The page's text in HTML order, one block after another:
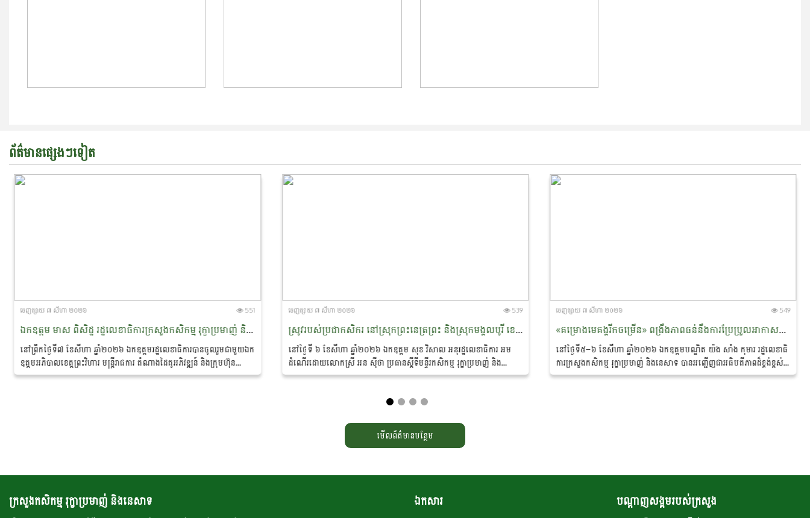
ព័ត៌មានផ្សេងៗទៀត
ចេញ​ផ្សាយ​ ៧ សីហា ២០២៦ 551
ឯកឧត្តម មាស ពិសិដ្ឋ រដ្ឋលេខាធិការក្រសួងកសិកម្ម រុក្ខាប្រមាញ់ និងនេសាទ បានចូលរួមជាអធិបតីភាពក្នុងពិធីចុះហត្ថលេខាលក់-ទិញផលិតផលកសិកម្មសរីរាង្គ នៅខេត្តព្រះវិហារ
នៅព្រឹកថ្ងៃទី៧ ខែសីហា ឆ្នាំ២០២៦ ឯកឧត្តមរដ្ឋលេខាធិការបានចូលរួមជាមួយឯក
ឧត្តមអភិបាលខេត្តព្រះវិហារ មន្ត្រីរាជការ តំណាងដៃគូអភិវឌ្ឍន៍ និងក្រុមហ៊ុន
ឯកជន ព្រមទាំងប្រជាកសិករ...
ចេញ​ផ្សាយ​ ៧ សីហា ២០២៦ 539
ស្រូវរបស់ប្រជាកសិករ នៅស្រុកព្រះ​នេត្រព្រះ និងស្រុកមង្គលបូរី ខេត្តបន្ទាយមានជ័យ ត្រូវបានអន្តរាគមន៍​សង្គ្រោះ ​​ស្តារ​បានឡើង​វិញស្ទើរទាំងស្រុង
នៅថ្ងៃទី ៦ ខែសីហា ឆ្នាំ២០២៦ ឯកឧត្តម សុខ វិសាល អនុ​រដ្ឋលេខាធិការ អម
ដំណើរដោយលោកស្រី អន ស៊ីថា ប្រធាន​ស្តីទី​មន្ទីរកសិកម្ម រុក្ខាប្រមាញ់ និង
នេសាទខេត្តបន្ទាយមានជ័យ ព្រមទាំងមន្ត្រីបច្ចេកទេស...
ចេញ​ផ្សាយ​ ៧ សីហា ២០២៦ 549
«គម្រោងមេគង្គរីកចម្រើន» ពង្រឹងភាពធន់នឹងការប្រែប្រួល​អាកាស​​ធាតុ និងលើកកម្ពស់ជីវភាពសហគមន៍ជនជាតិភាគតិច នៅខេត្តរតនគិរី និងមណ្ឌលគិរី
នៅថ្ងៃទី៥–៦ ខែសីហា ឆ្នាំ២០២៦ ឯកឧត្ដមបណ្ឌិត យ៉ង សាំង កុមារ រដ្ឋលេខាធិ
ការក្រសួងកសិកម្ម រុក្ខាប្រមាញ់ និងនេសាទ បាន​អញ្ជើញជាអធិបតីភាពដ៏ខ្ពង់ខ្ពស់
ក្នុង «សិក្ខាសាលាឆ្លុះ​បញ្ចាំង​ការ​សហការគ្នារវាងមន្ត្រីកសិកម្មឃុំ...
មើលព័ត៌មានបន្ថែម
ក្រសួងកសិកម្ម រុក្ខាប្រមាញ់ និងនេសាទ ឯកសារ បណ្តាញសង្គមរបស់ក្រសួង